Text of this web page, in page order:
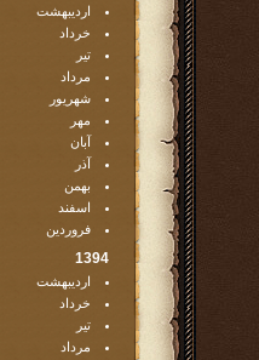
اردیبهشت
خرداد
تیر
مرداد
شهریور
مهر
آبان
آذر
بهمن
اسفند
فروردین
1394
اردیبهشت
خرداد
تیر
مرداد